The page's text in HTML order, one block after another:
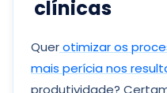
clínicas
Querotimizar os
mais perícia nos
produtividade?